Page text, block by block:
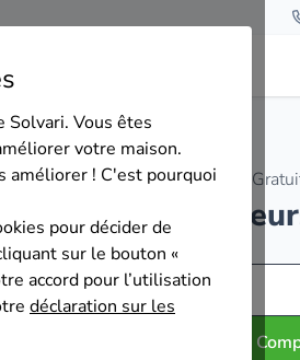
Solvari. Vous êtes
votre maison.
améliorer ! C'est pourquoi
pour décider de
sur le bouton «
accord pour l’utilisation
déclaration sur les
20 des